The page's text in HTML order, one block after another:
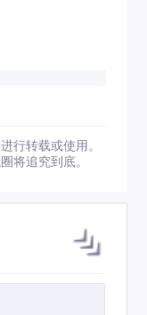
行转载或使用。
将追究到底。